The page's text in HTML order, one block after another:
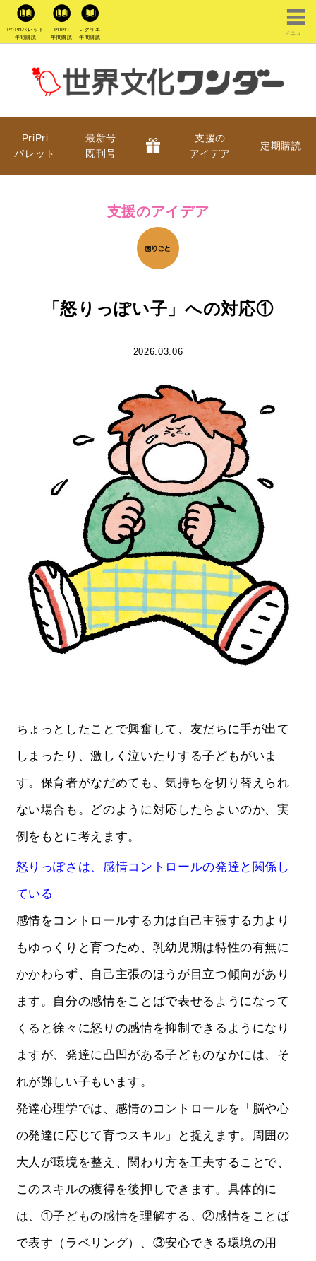
PriPriパレット
年間購読
PriPri
年間購読
レクリエ
年間購読
メニュー
PriPri
パレット
最新号
既刊号
支援の
アイデア
定期購読
支援のアイデア
「怒りっぽい子」への対応①
2026.03.06
ちょっとしたことで興奮して、友だちに手が出て
しまったり、激しく泣いたりする子どもがいま
す。保育者がなだめても、気持ちを切り替えられ
ない場合も。どのように対応したらよいのか、実
例をもとに考えます。
怒りっぽさは、感情コントロールの発達と関係し
ている
感情をコントロールする力は自己主張する力より
もゆっくりと育つため、乳幼児期は特性の有無に
かかわらず、自己主張のほうが目立つ傾向があり
ます。自分の感情をことばで表せるようになって
くると徐々に怒りの感情を抑制できるようになり
ますが、発達に凸凹がある子どものなかには、そ
れが難しい子もいます。
発達心理学では、感情のコントロールを「脳や心
の発達に応じて育つスキル」と捉えます。周囲の
大人が環境を整え、関わり方を工夫することで、
このスキルの獲得を後押しできます。具体的に
は、①子どもの感情を理解する、②感情をことば
で表す（ラベリング）、③安心できる環境の用